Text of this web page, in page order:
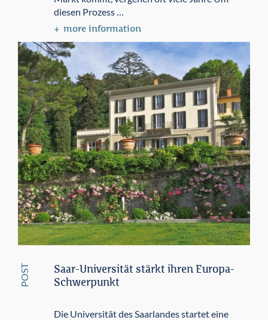
diesen Prozess …
more information
Saar-Universität stärkt ihren Europa-
Schwerpunkt
Die Universität des Saarlandes startet eine
POST